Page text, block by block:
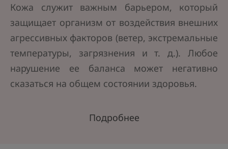
Кожа служит важным барьером, который
защищает организм от воздействия внешних
агрессивных факторов (ветер, экстремальные
температуры, загрязнения и т. д.). Любое
нарушение ее баланса может негативно
сказаться на общем состоянии здоровья.
Подробнее